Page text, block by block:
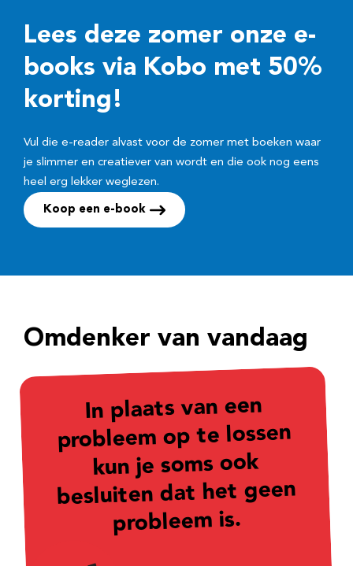
Lees deze zomer onze e-
books via Kobo met 50%
korting!
Vul die e-reader alvast voor de zomer met boeken waar
je slimmer en creatiever van wordt en die ook nog eens
heel erg lekker weglezen.
Koop een e-book
Omdenker van vandaag
In plaats van een
probleem op te lossen
kun je soms ook
besluiten dat het geen
probleem is.